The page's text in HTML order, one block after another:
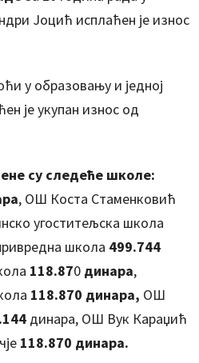
Јоцић исплаћен је износ
у образовању и једној
је укупан износ од
су следеће школе:
, ОШ Коста Стаменковић
угоститељска школа
школа 499.744
118.870 динара,
118.870 динара, ОШ
динара, ОШ Вук Караџић
118.870 динара.